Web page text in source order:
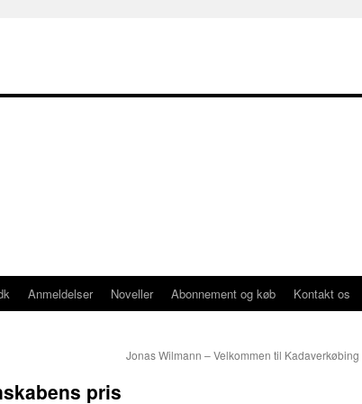
Anmeldelser Noveller Abonnement og køb Kontakt os
Jonas Wilmann – Velkommen til Kadaverkøbing
pris